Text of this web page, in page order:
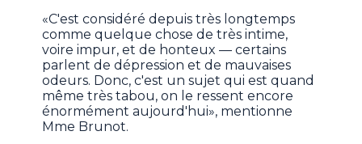
«C'est considéré depuis très longtemps
comme quelque chose de très intime,
voire impur, et de honteux — certains
parlent de dépression et de mauvaises
odeurs. Donc, c'est un sujet qui est quand
même très tabou, on le ressent encore
énormément aujourd'hui», mentionne
Mme Brunot.